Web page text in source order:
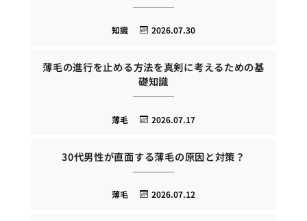
2026.07.30
知識
薄毛の進行を止める方法を真剣に考えるための基
礎知識
2026.07.17
薄毛
30代男性が直面する薄毛の原因と対策？
2026.07.12
薄毛